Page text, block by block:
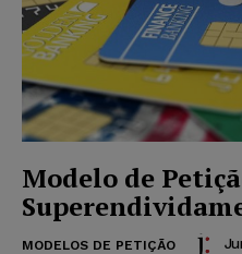
Modelo de
MODELOS DE PETIÇÃO